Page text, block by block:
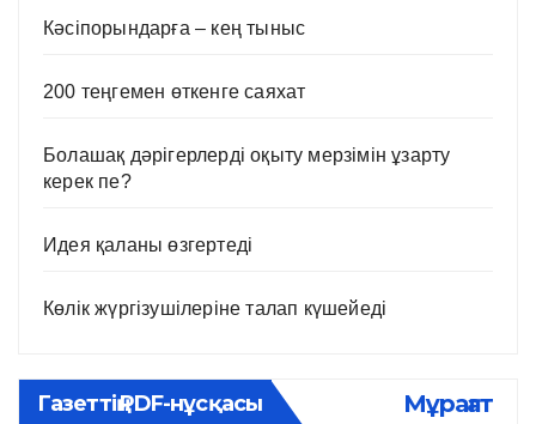
Кәсіпорындарға – кең тыныс
200 теңгемен өткенге саяхат
Болашақ дәрігерлерді оқыту мерзімін ұзарту
керек пе?
Идея қаланы өзгертеді
Көлік жүргізушілеріне талап күшейеді
Газеттің PDF-нұсқасы Мұрағат